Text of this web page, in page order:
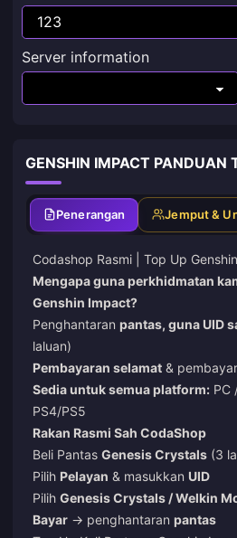
Server information
GENSHIN IMPACT PANDUAN
Penerangan Jemput &
Codashop Rasmi | Top Up Genshin
Mengapa guna perkhidmatan
Genshin Impact?
Penghantaran pantas, guna UID
laluan)
Pembayaran selamat &
Sedia untuk semua platform: PC
PS4/PS5
Rakan Rasmi Sah CodaShop
Beli Pantas Genesis Crystals (3
Pilih Pelayan & masukkan UID
Pilih Genesis Crystals / Welkin
Bayar → penghantaran pantas